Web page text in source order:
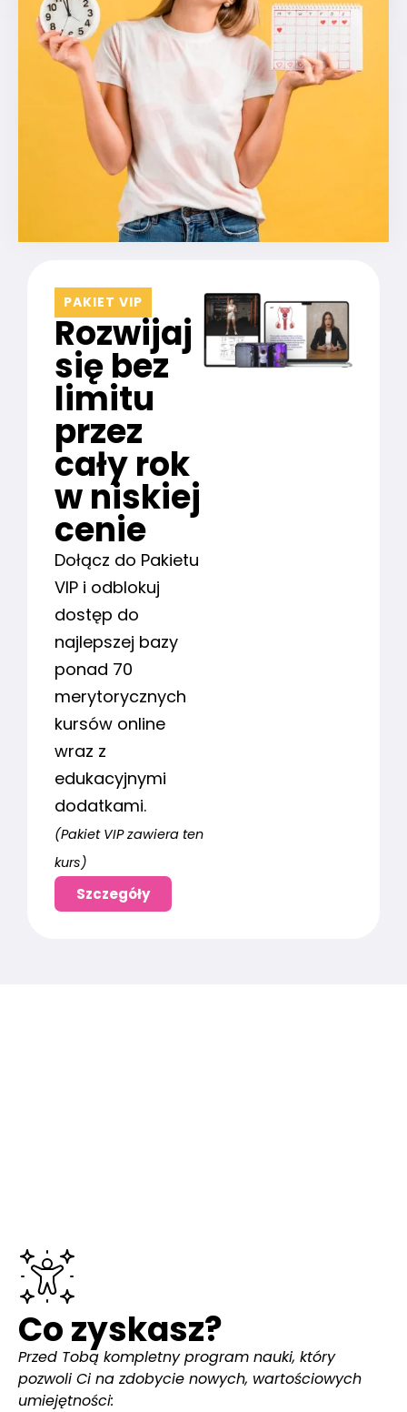
PAKIET VIP
Rozwijaj
się bez
limitu
przez
cały rok
w niskiej
cenie
Dołącz do Pakietu
VIP i odblokuj
dostęp do
najlepszej bazy
ponad 70
merytorycznych
kursów online
wraz z
edukacyjnymi
dodatkami.
(Pakiet VIP zawiera ten
kurs)
Szczegóły
Co zyskasz?
Przed Tobą kompletny program nauki, który
pozwoli Ci na zdobycie nowych, wartościowych
umiejętności: